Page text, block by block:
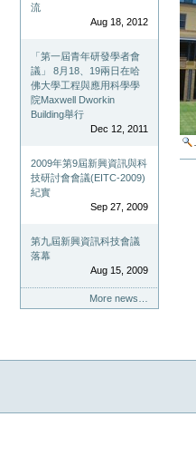
流
Aug 18, 2012
「第一屆青年研發學者會
議」 8月18、19兩日在哈
佛大學工程與應用科學學
院Maxwell Dworkin
Building舉行
Dec 12, 2011
2009年第9屆新興資訊與科
技研討會會議(EITC-2009)
紀實
Sep 27, 2009
第九屆新興資訊科技會議
落幕
Aug 15, 2009
More news…